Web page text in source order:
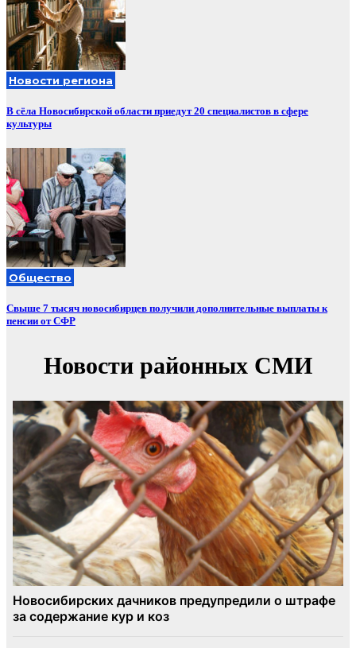
Новости региона
В сёла Новосибирской области приедут 20 специалистов в сфере
культуры
Общество
Свыше 7 тысяч новосибирцев получили дополнительные выплаты к
пенсии от СФР